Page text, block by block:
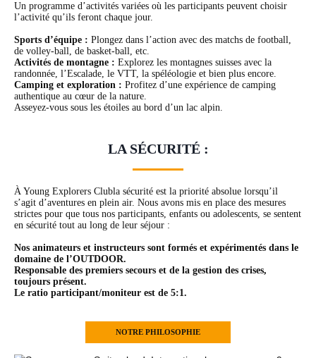
Un programme d’activités variées où les participants peuvent choisir
l’activité qu’ils feront chaque jour.
Sports d’équipe : Plongez dans l’action avec des matchs de football,
de volley-ball, de basket-ball, etc.
Activités de montagne : Explorez les montagnes suisses avec la
randonnée, l’Escalade, le VTT, la spéléologie et bien plus encore.
Camping et exploration : Profitez d’une expérience de camping
authentique au cœur de la nature.
Asseyez-vous sous les étoiles au bord d’un lac alpin.
LA SÉCURITÉ :
À Young Explorers Clubla sécurité est la priorité absolue lorsqu’il
s’agit d’aventures en plein air. Nous avons mis en place des mesures
strictes pour que tous nos participants, enfants ou adolescents, se sentent
en sécurité tout au long de leur séjour :
Nos animateurs et instructeurs sont formés et expérimentés dans le
domaine de l’OUTDOOR.
Responsable des premiers secours et de la gestion des crises,
toujours présent.
Le ratio participant/moniteur est de 5:1.
NOTRE PHILOSOPHIE